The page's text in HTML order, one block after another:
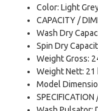
Color: Light
CAPACITY /
Wash Dry
Spin Dry
Weight Gross:
Weight Nett: 21
Model
SPECIFICATION